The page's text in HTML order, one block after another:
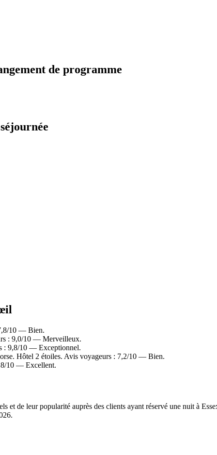
de programme
10 — Bien.
: 9,0/10 — Merveilleux.
: 9,8/10 — Exceptionnel.
Hôtel 2 étoiles. Avis voyageurs : 7,2/10 — Bien.
10 — Excellent.
et de leur popularité auprès des clients ayant réservé une nuit à
.